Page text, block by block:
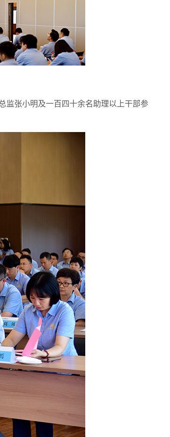
监张小明及一百四十余名助理以上干部参